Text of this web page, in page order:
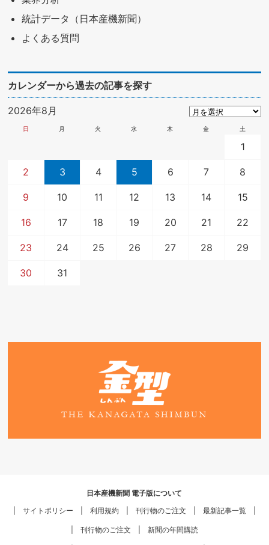
統計データ（日本産機新聞）
よくある質問
カレンダーから過去の記事を探す
2026年8月
日 月 火 水 木 金 土
1
2 3 4 5 6 7 8
9 10 11 12 13 14 15
16 17 18 19 20 21 22
23 24 25 26 27 28 29
30 31
日本産機新聞 電子版について
サイトポリシー
利用規約 刊行物のご注文 最新記事一覧
刊行物のご注文 新聞の年間購読